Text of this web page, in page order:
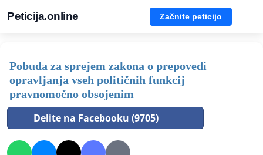
Peticija.online Začnite peticijo
Pobuda za sprejem zakona o prepovedi
opravljanja vseh političnih funkcij
pravnomočno obsojenim
Delite na Facebooku (9705)